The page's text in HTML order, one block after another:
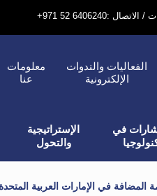
واتسات / الاتصال
الفعاليات والندوات
الإلكترونية
معلومات
عنا
في
الإستراتيجية
والتحول
المضافة في الإمارات العربية